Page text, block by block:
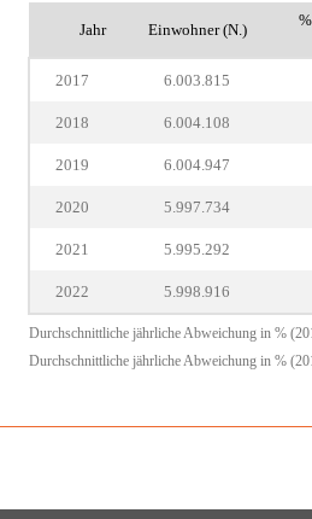
Jahr Einwohner (N.)
2017 6.003.815
2018 6.004.108
2019 6.004.947
2020 5.997.734
2021 5.995.292
2022 5.998.916
Durchschnittliche jährliche Abweichung in %
Durchschnittliche jährliche Abweichung in %